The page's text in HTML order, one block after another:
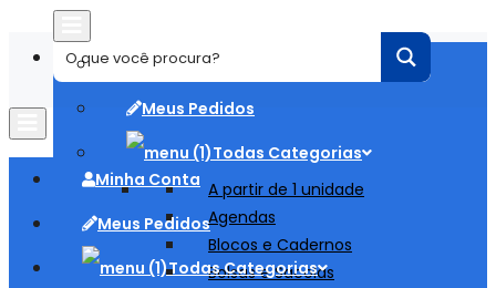
Minha Conta
Meus Pedidos
Todas Categorias
A partir de 1 unidade
Agendas
Blocos e Cadernos
Bolsas e Sacolas
Minha Conta
Meus Pedidos
Todas Categorias